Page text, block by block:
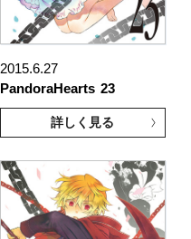
2015.6.27
PandoraHearts 23
詳しく見る